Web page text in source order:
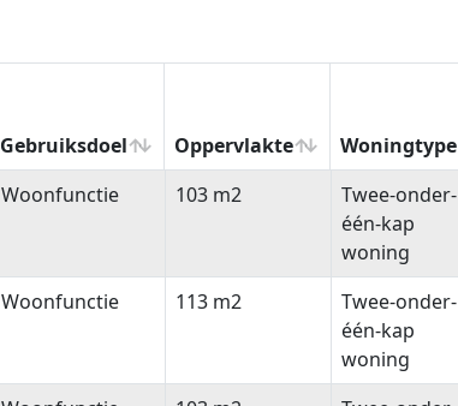
Gebruiksdoel Oppervlakte Woningtype
Gebruiksdoel Oppervlakte Woningtype
Woonfunctie 103 m2
Twee-onder-
één-kap
woning
Woonfunctie 113 m2
Twee-onder-
één-kap
woning